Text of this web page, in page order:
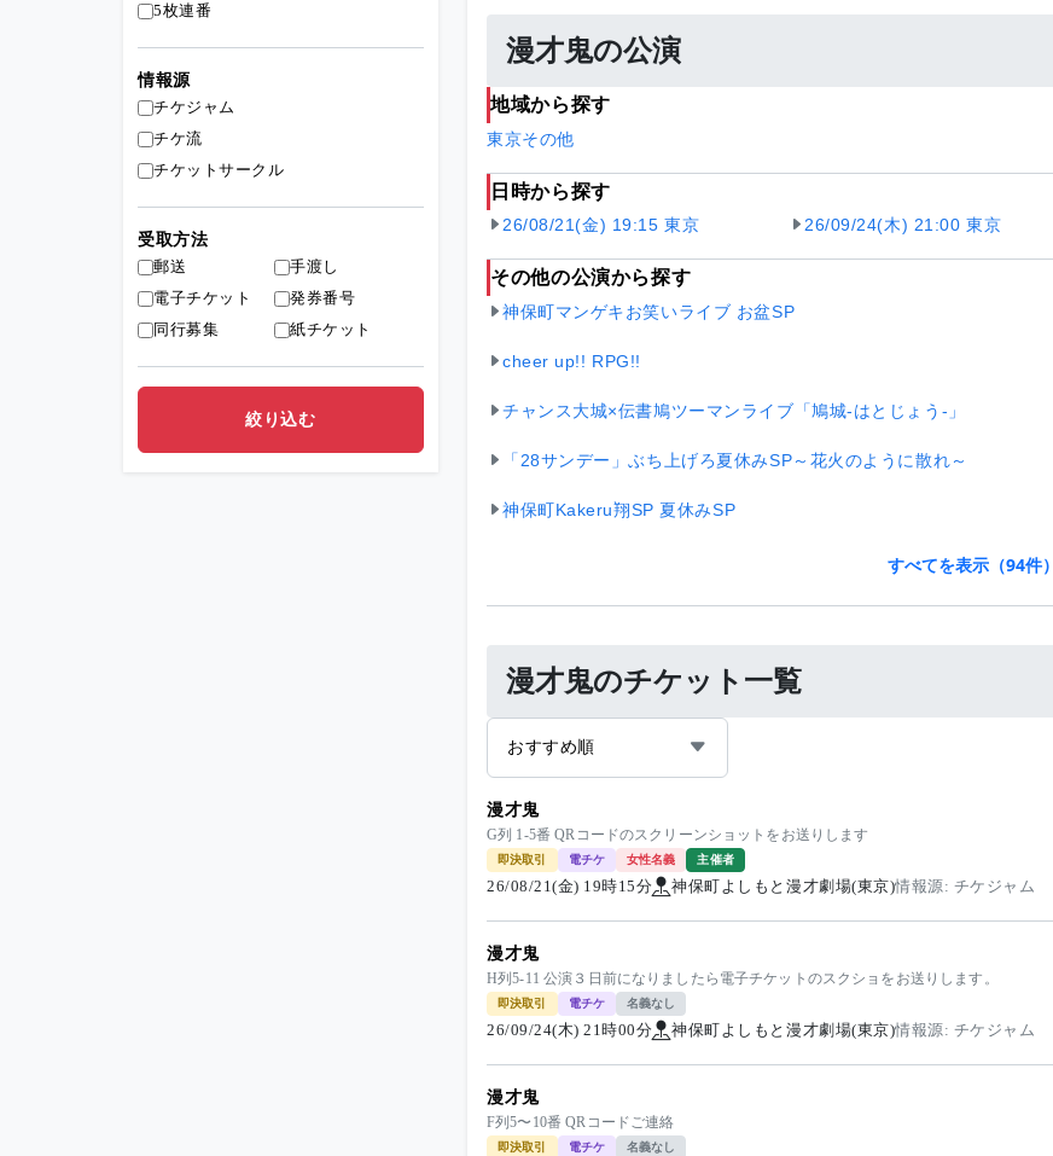
漫才鬼の公演
地域から探す
東京その他
日時から探す
26/08/21(金) 19:15 東京 26/09/24(木) 21:00 東京
その他の公演から探す
神保町マンゲキお笑いライブ お盆SP
cheer up!! RPG!!
チャンス大城×伝書鳩ツーマンライブ「鳩城-はとじょう-」
「28サンデー」ぶち上げろ夏休みSP～花火のように散れ～
神保町Kakeru翔SP 夏休みSP
すべてを表示（94件）
漫才鬼のチケット一覧
おすすめ順
漫才鬼
G列 1-5番 QRコードのスクリーンショットをお送りします
即決取引 電チケ 女性名義 主催者
26/08/21(金) 19時15分 神保町よしもと漫才劇場(東京)情報源: チケジャム
漫才鬼
H列5-11 公演３日前になりましたら電子チケットのスクショをお送りします。
即決取引 電チケ 名義なし
26/09/24(木) 21時00分 神保町よしもと漫才劇場(東京)情報源: チケジャム
漫才鬼
F列5〜10番 QRコードご連絡
即決取引 電チケ 名義なし
5枚連番
情報源
チケジャム
チケ流
チケットサークル
受取方法
郵送
手渡し
電子チケット
発券番号
同行募集
紙チケット